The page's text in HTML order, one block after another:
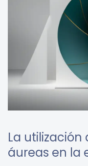
La utilización
áureas en la